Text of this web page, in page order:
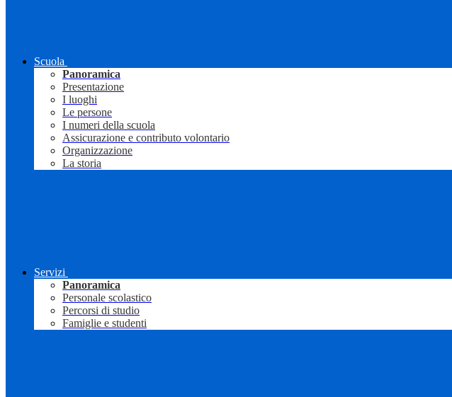
Scuola
Panoramica
Presentazione
I luoghi
Le persone
I numeri della scuola
Assicurazione e contributo volontario
Organizzazione
La storia
Servizi
Panoramica
Personale scolastico
Percorsi di studio
Famiglie e studenti